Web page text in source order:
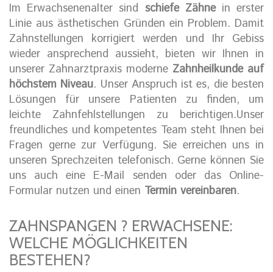
Im Erwachsenenalter sind schiefe Zähnein erster
Linie aus ästhetischen Gründen ein Problem. Damit
Zahnstellungen korrigiert werden und Ihr Gebiss
wieder ansprechend aussieht, bieten wir Ihnen in
unserer Zahnarztpraxis moderne Zahnheilkunde auf
höchstem Niveau. Unser Anspruch ist es, die besten
Lösungen für unsere Patienten zu finden, um
leichte Zahnfehlstellungen zu berichtigen.Unser
freundliches und kompetentes Team steht Ihnen bei
Fragen gerne zur Verfügung. Sie erreichen uns in
unseren Sprechzeiten telefonisch. Gerne können Sie
uns auch eine E-Mail senden oder das Online-
Formular nutzen und einen Termin vereinbaren.
ZAHNSPANGEN ? ERWACHSENE:
WELCHE MÖGLICHKEITEN
BESTEHEN?